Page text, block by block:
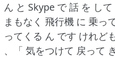
ん と Skype で 話 を し
まもなく 飛行機 に 乗っ
ってくる ん です けれど
、「 気をつけて 戻って